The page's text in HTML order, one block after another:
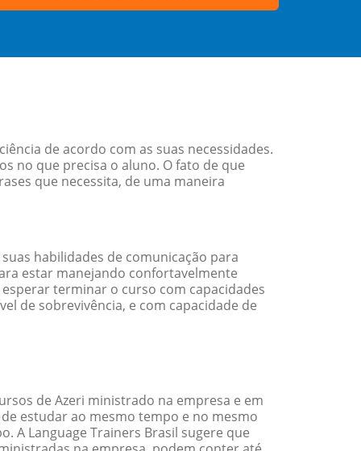
de acordo com as suas necessidades.
no que precisa o aluno. O fato de que
que necessita, de uma maneira
habilidades de comunicação para
estar manejando confortavelmente
terminar o curso com capacidades
de sobrevivência, e com capacidade de
de Azeri ministrado na empresa e em
estudar ao mesmo tempo e no mesmo
A Language Trainers Brasil sugere que